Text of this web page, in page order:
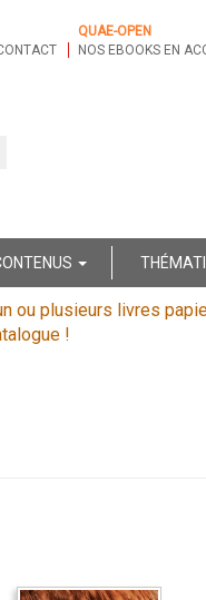
QUAE-OPEN
NOS EBOOKS EN
ou plusieurs livres
!